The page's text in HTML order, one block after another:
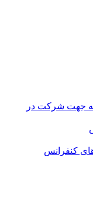
جهت شرکت در
کنفرانس